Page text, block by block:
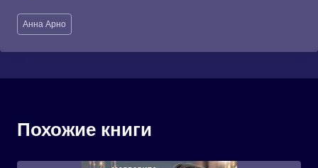
Метки
записи:
Анна Арно
Похожие книги